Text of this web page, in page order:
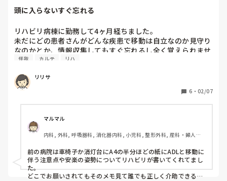
頭に入らないすぐ忘れる
リハビリ病棟に勤務して4ヶ月経ちました。
未だにどの患者さんがどんな疾患で移動は自立なのか見守り
なのかとか、情報収集してもすぐ忘れるし全く覚えられませ
ん。
に車椅子だと思って連れていったら身障者用トイレに車椅子
で連れていかなきゃいけなかったことを後で知りました。
作は違うし、ずっと一緒のADLならまだしも回復に伴って
ADLは変化していきいつの間にかまた動作方法が変わってま
す。
全く追いつきません。どうやって覚えたらいいんでしょう…
ずっとPCカルテとにらめっこしてますが覚えられる気がし
ません…要領も悪く仕事ができない自分に嫌になります…
怪我 カルテ リハ
リリサ
6 ・ 02/07
マルマル
内科, 外科, 呼吸器科, 消化器内科, 小児科, 整形外科, 産科・婦人科,
期, ICU, CCU, HCU, プリセプター, 病棟, リーダー, 神経内科, 脳神
経外科, GCU, 消化器外科, 一般病院, 大学病院, 慢性期, 終末期, オ
ペ室
前の病院は車椅子か消灯台にA4の半分ほどの紙にADLと移動に
伴う注意点や安楽の姿勢についてリハビリが書いてくれてまし
た。
どこでお願いされてもそのメモ見て誰でも正しく介助できるよ